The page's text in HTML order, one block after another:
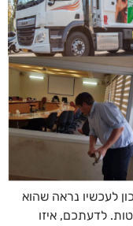
לעכשיו נראה שהוא
לדעתכם, איזו